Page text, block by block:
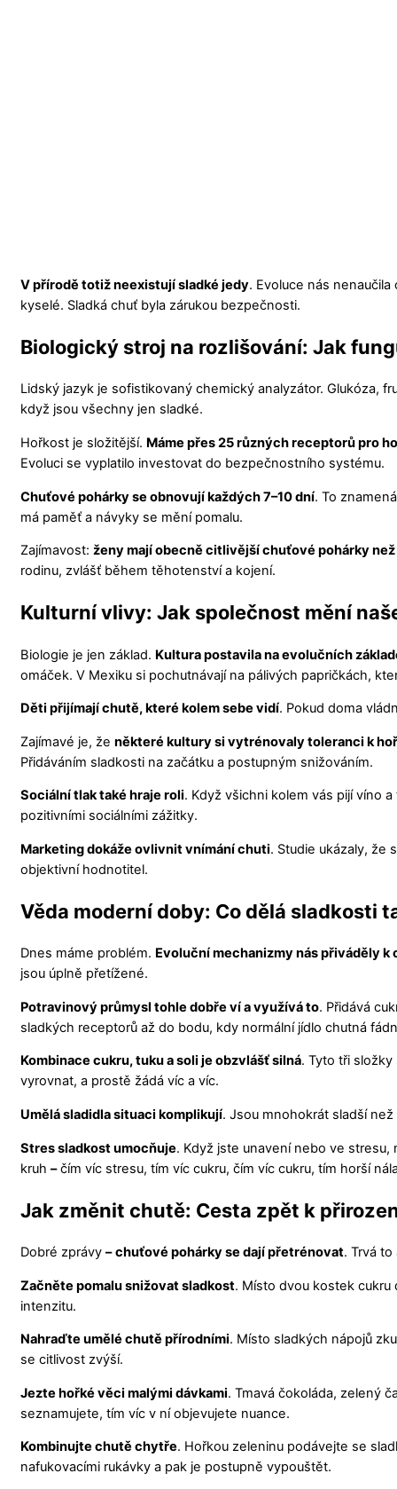
V přírodě totiž neexistují sladké jedy. Evoluce nás
kyselé. Sladká chuť byla zárukou bezpečnosti.
Biologický stroj na rozlišování: Jak
Lidský jazyk je sofistikovaný chemický analyzátor. Glukóza,
když jsou všechny jen sladké.
Hořkost je složitější. Máme přes 25 různých receptorů pro
Evoluci se vyplatilo investovat do bezpečnostního systému.
Chuťové pohárky se obnovují každých 7–10 dní. To
má paměť a návyky se mění pomalu.
Zajímavost: ženy mají obecně citlivější chuťové pohárky než
rodinu, zvlášť během těhotenství a kojení.
Kulturní vlivy: Jak společnost mění
Biologie je jen základ. Kultura postavila na evolučních
omáček. V Mexiku si pochutnávají na pálivých papričkách,
Děti přijímají chutě, které kolem sebe vidí. Pokud doma
Zajímavé je, že některé kultury si vytrénovaly toleranci k
Přidáváním sladkosti na začátku a postupným snižováním.
Sociální tlak také hraje roli. Když všichni kolem vás pijí víno
pozitivními sociálními zážitky.
Marketing dokáže ovlivnit vnímání chuti. Studie ukázaly, že
objektivní hodnotitel.
Věda moderní doby: Co dělá sladkosti
Dnes máme problém. Evoluční mechanizmy nás přiváděly k
jsou úplně přetížené.
Potravinový průmysl tohle dobře ví a využívá to. Přidává
sladkých receptorů až do bodu, kdy normální jídlo chutná
Kombinace cukru, tuku a soli je obzvlášť silná. Tyto tři
vyrovnat, a prostě žádá víc a víc.
Umělá sladidla situaci komplikují. Jsou mnohokrát sladší
Stres sladkost umocňuje. Když jste unavení nebo ve
kruh –čím víc stresu, tím víc cukru, čím víc cukru, tím horší
Jak změnit chutě: Cesta zpět k
Dobré zprávy – chuťové pohárky se dají přetrénovat. Trvá to
Začněte pomalu snižovat sladkost. Místo dvou kostek
intenzitu.
Nahraďte umělé chutě přírodními. Místo sladkých nápojů
se citlivost zvýší.
Jezte hořké věci malými dávkami. Tmavá čokoláda, zelený
seznamujete, tím víc v ní objevujete nuance.
Kombinujte chutě chytře. Hořkou zeleninu podávejte se
nafukovacími rukávky a pak je postupně vypouštět.